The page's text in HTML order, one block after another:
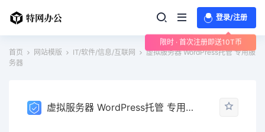
登录/注册
限时 · 首次注册即送10T币
首页 网站模版 IT/软件/信息/互联网
虚拟服务器 WordPress托管 专用服
务器
虚拟服务器 WordPress托管 专用服务器